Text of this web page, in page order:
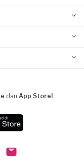
dan App Store!